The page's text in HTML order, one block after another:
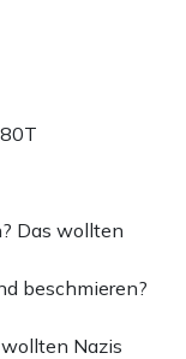
80T
Das wollten
beschmieren?
Nazis